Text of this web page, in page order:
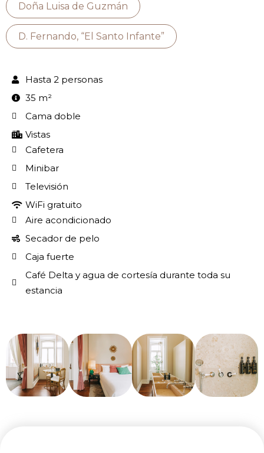
Doña Luisa de Guzmán
D. Fernando, “El Santo Infante”
Hasta 2 personas
35 m²
Cama doble
Vistas
Cafetera
Minibar
Televisión
WiFi gratuito
Aire acondicionado
Secador de pelo
Caja fuerte
Café Delta y agua de cortesía durante toda su
estancia